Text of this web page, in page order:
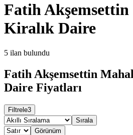
Fatih
Kiralık Daire
5 ilan bulundu
Fatih Akşemsettin
Daire Fiyatları
Filtrele3
Sırala
Görünüm